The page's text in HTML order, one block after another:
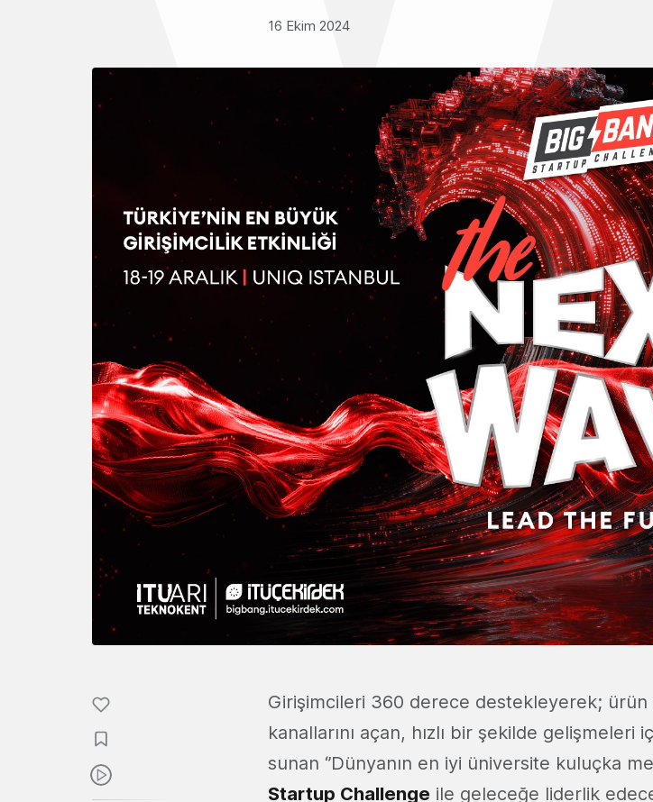
16 Ekim 2024
Girişimcileri 360 derece destekleyerek;
kanallarını açan, hızlı bir şekilde
sunan ‘’Dünyanın en iyi üniversite kuluçka
Startup Challenge ile geleceğe liderlik